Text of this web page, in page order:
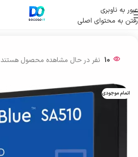
عبور به ناوبری
رفتن به محتوای اصلی
خانه/ ذخیره ساز اطلاعات
10 نفر در حال مشاهده محصول هستند
اتمام موجودی